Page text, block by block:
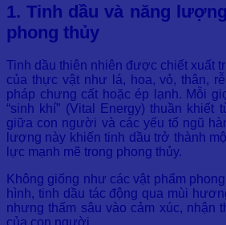
1. Tinh dầu và năng
phong thủy
Tinh dầu thiên nhiên được chiết xuất
của thực vật như lá, hoa, vỏ, thân,
pháp chưng cất hoặc ép lạnh. Mỗi
“sinh khí” (Vital Energy) thuần
giữa con người và các yếu tố ngũ
lượng này khiến tinh dầu trở thành
lực mạnh mẽ trong phong thủy.
Không giống như các vật phẩm
hình, tinh dầu tác động qua mùi
nhưng thấm sâu vào cảm xúc, nhận
của con người.